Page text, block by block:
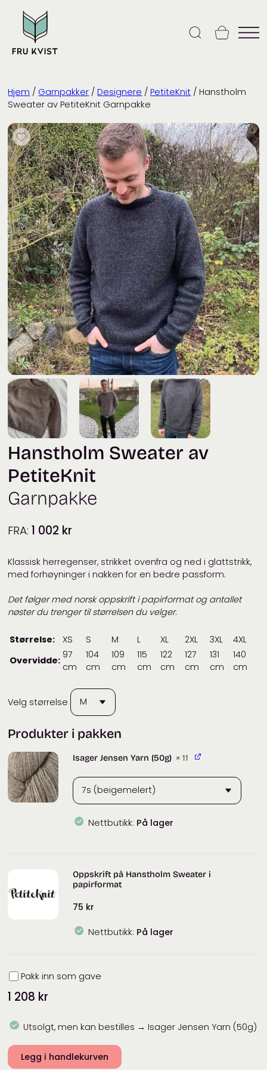
content
Hjem / Garnpakker / Designere / PetiteKnit / Hanstholm
Sweater av PetiteKnit Garnpakke
Hanstholm Sweater av
PetiteKnit
Garnpakke
FRA:1 002 kr
Klassisk herregenser, strikket ovenfra og ned i glattstrikk,
med forhøyninger i nakken for en bedre passform.
Det følger med norsk oppskrift i papirformat og antallet
nøster du trenger til størrelsen du velger.
Størrelse: XS S M L XL 2XL 3XL
4XL
Overvidde: 97
cm
104
cm
109
cm
115
cm
122
cm
127
cm
131
cm
140
cm
Velg størrelse
Produkter i pakken
Isager Jensen Yarn (50g) × 11
Nettbutikk: På lager
(50g)
antall
Oppskrift på Hanstholm Sweater i
papirformat
75 kr
Nettbutikk: På lager
Innpakning
Pakk inn som gave
1 208 kr
Utsolgt, men kan bestilles → Isager Jensen Yarn (50g)
Legg i handlekurven